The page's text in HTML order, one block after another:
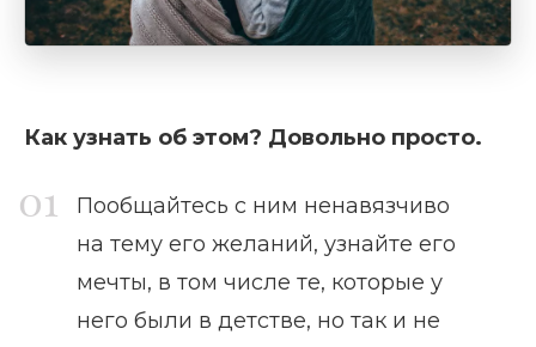
Как узнать об этом? Довольно просто.
Пообщайтесь с ним ненавязчиво
на тему его желаний, узнайте его
мечты, в том числе те, которые у
него были в детстве, но так и не